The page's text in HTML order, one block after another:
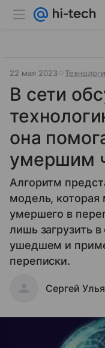
22 мая 2023
В сети
она
умершим
Алгоритм
модель, которая
умершего в
лишь загрузить
ушедшем и
переписки.
Сергей